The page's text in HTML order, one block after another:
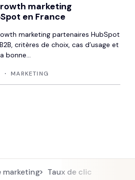
marketing
en France
marketing partenaires HubSpot
critères de choix, cas d’usage et
bonne...
MARKETING
marketing Taux de clic